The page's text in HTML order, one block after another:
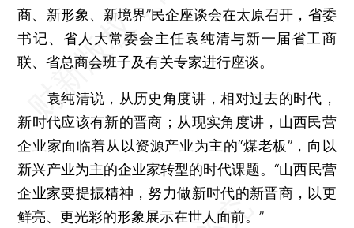
商、新形象、新境界”民企座谈会在太原召开，省委
书记、省人大常委会主任袁纯清与新一届省工商
联、省总商会班子及有关专家进行座谈。
袁纯清说，从历史角度讲，相对过去的时代，
新时代应该有新的晋商；从现实角度讲，山西民营
企业家面临着从以资源产业为主的“煤老板”，向以
新兴产业为主的企业家转型的时代课题。“山西民营
企业家要提振精神，努力做新时代的新晋商，以更
鲜亮、更光彩的形象展示在世人面前。”